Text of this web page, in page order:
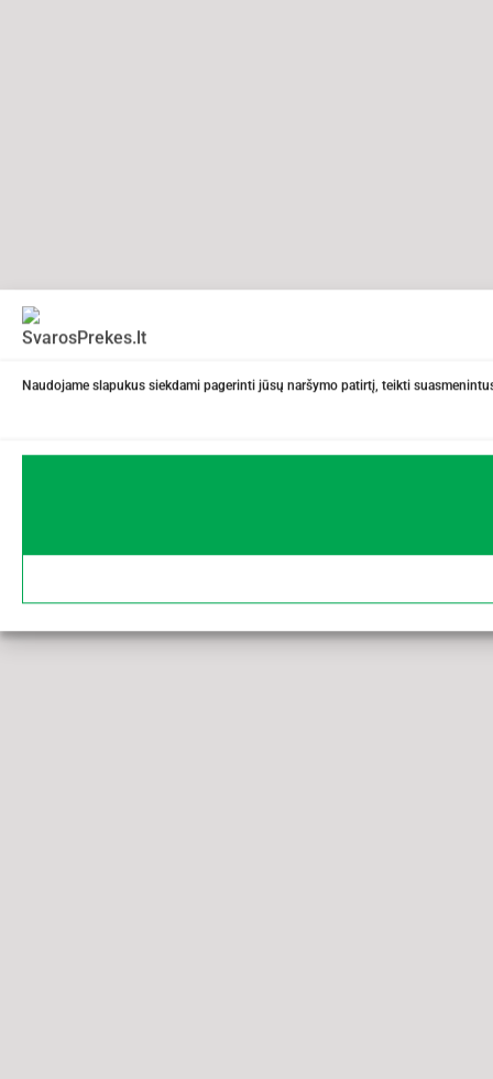
Naudojame slapukus siekdami pagerinti jūsų naršymo patirtį, teikti